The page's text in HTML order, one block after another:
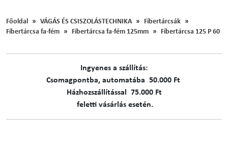
Főoldal VÁGÁS ÉS CSISZOLÁSTECHNIKA
Fíbertárcsák
Fíbertárcsa fa-fém
Fíbertárcsa fa-fém 125mm Fíbertárcsa 125 P 60
Ingyenes a szállítás:
C​​​somagpontba, automatába 50.000 Ft
Házhozszállítással 75.000 Ft
feletti vásárlás esetén.